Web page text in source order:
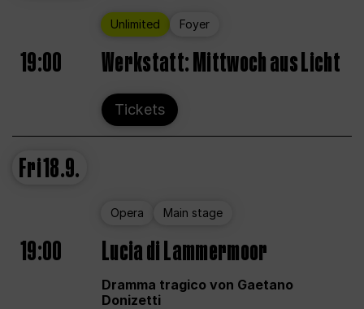
Unlimited Foyer
19:00 Werkstatt: Mittwoch aus Licht
Tickets
Fri18.9.
Opera Main stage
19:00 Lucia di Lammermoor
Dramma tragico von Gaetano
Donizetti